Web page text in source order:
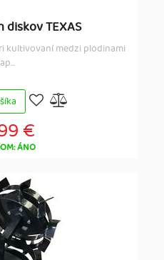
diskov TEXAS
kultivovaní medzi plodinami
€
ÁNO